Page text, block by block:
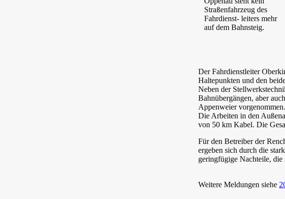
Straßenfahrzeug des
Fahrdienst- leiters mehr
auf dem Bahnsteig.
Der Fahrdienstleiter
Haltepunkten und den
Neben der
Bahnübergängen, aber
Appenweier
Die Arbeiten in den
von 50 km Kabel. Die
Für den Betreiber der
ergeben sich durch die
geringfügige Nachteile, die
Weitere Meldungen siehe